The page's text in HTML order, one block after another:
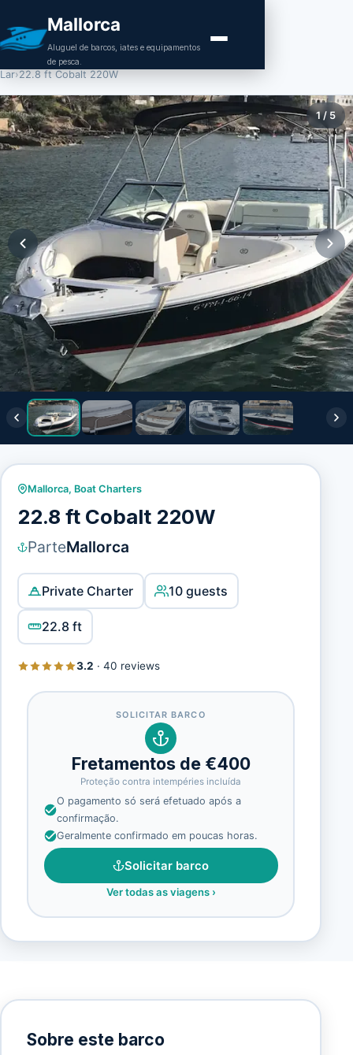
Mallorca
Aluguel de barcos, iates e equipamentos
de pesca.
Lar›22.8 ft Cobalt 220W
1/ 5
Mallorca, Boat Charters
22.8 ft Cobalt 220W
ParteMallorca
Private Charter 10 guests
22.8 ft
3.2 · 40 reviews
SOLICITAR BARCO
Fretamentos de €400
Proteção contra intempéries incluída
O pagamento só será efetuado após a
confirmação.
Geralmente confirmado em poucas horas.
Solicitar barco
Ver todas as viagens›
Sobre este barco